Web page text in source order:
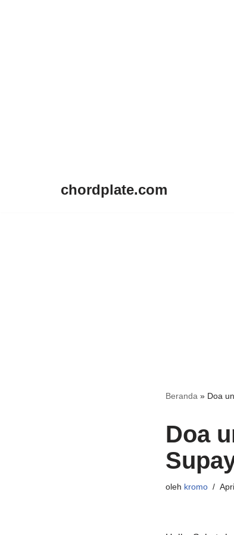
chordplate.com
Beranda » Doa
Doa
oleh kromo